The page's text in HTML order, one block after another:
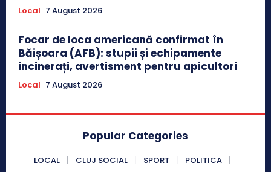
Local 7 August 2026
Focar de loca americană confirmat în
Băișoara (AFB): stupii și echipamente
incinerați, avertisment pentru apicultori
Local 7 August 2026
Popular Categories
LOCAL CLUJ SOCIAL SPORT
POLITICA